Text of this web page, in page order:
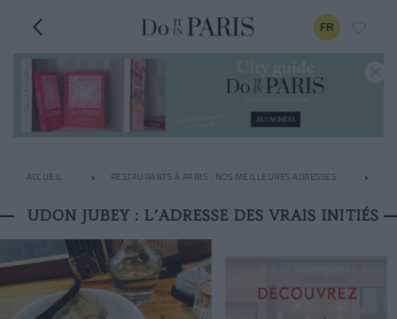
FR
ACCUEIL RESTAURANTS À PARIS : NOS MEILLEURES ADRESSES
UDON JUBEY : L’ADRESSE DES VRAIS INITIÉS